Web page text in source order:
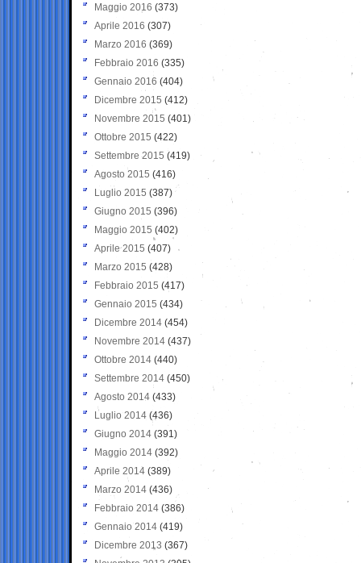
Maggio 2016 (373)
Aprile 2016 (307)
Marzo 2016 (369)
Febbraio 2016 (335)
Gennaio 2016 (404)
Dicembre 2015 (412)
Novembre 2015 (401)
Ottobre 2015 (422)
Settembre 2015 (419)
Agosto 2015 (416)
Luglio 2015 (387)
Giugno 2015 (396)
Maggio 2015 (402)
Aprile 2015 (407)
Marzo 2015 (428)
Febbraio 2015 (417)
Gennaio 2015 (434)
Dicembre 2014 (454)
Novembre 2014 (437)
Ottobre 2014 (440)
Settembre 2014 (450)
Agosto 2014 (433)
Luglio 2014 (436)
Giugno 2014 (391)
Maggio 2014 (392)
Aprile 2014 (389)
Marzo 2014 (436)
Febbraio 2014 (386)
Gennaio 2014 (419)
Dicembre 2013 (367)